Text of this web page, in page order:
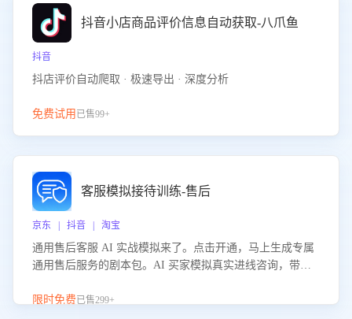
抖音小店商品评价信息自动获取-八爪鱼
抖音
抖店评价自动爬取 · 极速导出 · 深度分析
免费试用 已售99+
客服模拟接待训练-售后
京东 | 抖音 | 淘宝
通用售后客服 AI 实战模拟来了。点击开通，马上生成专属
通用售后服务的剧本包。AI 买家模拟真实进线咨询，带您
的应对要点，轻松提升服务能力。
限时免费已售299+